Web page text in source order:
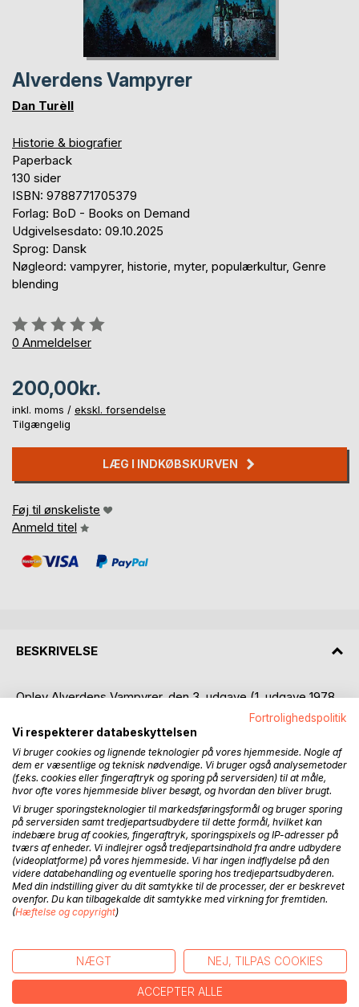
Alverdens Vampyrer
Dan Turèll
Historie & biografier
Paperback
130 sider
ISBN: 9788771705379
Forlag: BoD - Books on Demand
Udgivelsesdato: 09.10.2025
Sprog: Dansk
Nøgleord: vampyrer, historie, myter, populærkultur, Genre
blending
Anmeldelse::
0%
0 Anmeldelser
200,00kr.
inkl. moms / ekskl. forsendelse
Tilgængelig
LÆG I INDKØBSKURVEN
Føj til ønskeliste
Anmeld titel
BESKRIVELSE
Oplev Alverdens Vampyrer, den 3. udgave (1. udgave 1978,
2. udgave 1993, udvidet) baseret på 2. udgave af den
ikoniske danske forfatter Dan Turèll, der byder på en
fascinerende udforskning af vampyrfolklore i medierne.
Roset af Austin Macauley Publishers, New York, som "en
fuldstændig introduktion til vampyrernes komplekse
historie" viser denne bog Turèlls dybe viden og
tilgængelige stil, hvilket gør den til en dybtgående
læseoplevelse for både nybegyndere og entusiaster. Med
sin fokuserede analyse, selvsikker skrivestil og
overbevisende research leverer bogen klarhed og dybde,
mens den undgår jargon for at fascinere et bredt publikum.
Beskrevet som "ambitiøs" og en "værdifuld tilføjelse til
genren," er Alverdens Vampyrer klar til at udfordre læsere
emne. Perfekt for elskere af kulturhistorie og vampyr-
mytologi er dette en uundværlig bog, der lover at efterlade
et varigt indtryk.
Fortrolighedspolitik
Vi respekterer databeskyttelsen
Vi bruger cookies og lignende teknologier på vores hjemmeside. Nogle af
dem er væsentlige og teknisk nødvendige. Vi bruger også analysemetoder
(f.eks. cookies eller fingeraftryk og sporing på serversiden) til at måle,
hvor ofte vores hjemmeside bliver besøgt, og hvordan den bliver brugt.
Vi bruger sporingsteknologier til markedsføringsformål og bruger sporing
på serversiden samt tredjepartsudbydere til dette formål, hvilket kan
indebære brug af cookies, fingeraftryk, sporingspixels og IP-adresser på
tværs af enheder. Vi indlejrer også tredjepartsindhold fra andre udbydere
(videoplatforme) på vores hjemmeside. Vi har ingen indflydelse på den
videre databehandling og eventuelle sporing hos tredjepartsudbyderen.
Med din indstilling giver du dit samtykke til de processer, der er beskrevet
ovenfor. Du kan tilbagekalde dit samtykke med virkning for fremtiden.
(Hæftelse og copyright)
NÆGT NEJ, TILPAS COOKIES
ACCEPTER ALLE